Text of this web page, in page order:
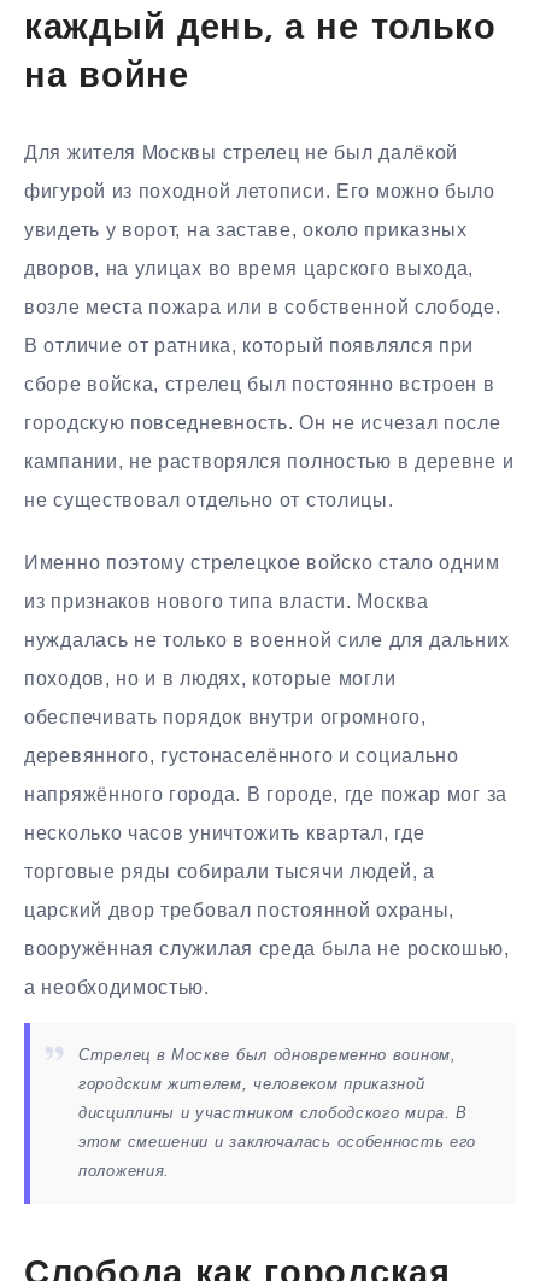
каждый день, а не только
на войне
Для жителя Москвы стрелец не был далёкой
фигурой из походной летописи. Его можно было
увидеть у ворот, на заставе, около приказных
дворов, на улицах во время царского выхода,
возле места пожара или в собственной слободе.
В отличие от ратника, который появлялся при
сборе войска, стрелец был постоянно встроен в
городскую повседневность. Он не исчезал после
кампании, не растворялся полностью в деревне и
не существовал отдельно от столицы.
Именно поэтому стрелецкое войско стало одним
из признаков нового типа власти. Москва
нуждалась не только в военной силе для дальних
походов, но и в людях, которые могли
обеспечивать порядок внутри огромного,
деревянного, густонаселённого и социально
напряжённого города. В городе, где пожар мог за
несколько часов уничтожить квартал, где
торговые ряды собирали тысячи людей, а
царский двор требовал постоянной охраны,
вооружённая служилая среда была не роскошью,
а необходимостью.
Стрелец в Москве был одновременно воином,
городским жителем, человеком приказной
дисциплины и участником слободского мира. В
этом смешении и заключалась особенность его
положения.